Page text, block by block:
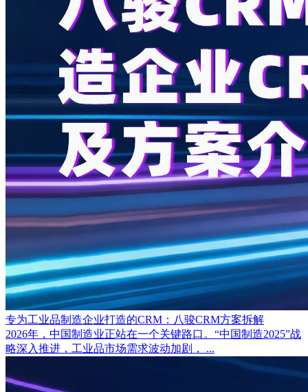
专为工业品制造企业打造的CRM：八骏CRM方案拆解
2026年，中国制造业正站在一个关键路口。“中国制造2025”战
略深入推进，工业品市场需求波动加剧， ...